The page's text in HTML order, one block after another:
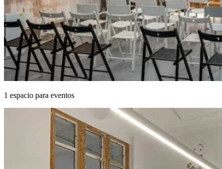
1 espacio para eventos